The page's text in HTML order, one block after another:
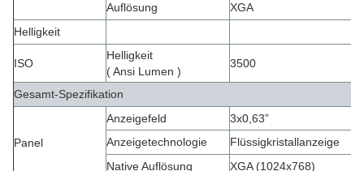
Auflösung
XGA
Helligkeit
ISO
Helligkeit
( Ansi Lumen )
3500
Gesamt-Spezifikation
Panel
Anzeigefeld
3x0,63”
Anzeigetechnologie
Flüssigkristallanzeige
Native Auflösung
XGA (1024x768)